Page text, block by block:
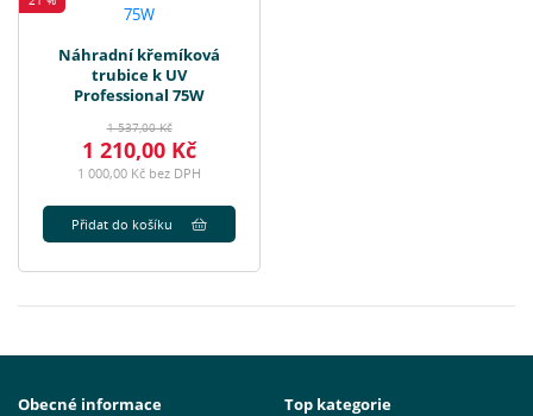
Náhradní křemíková
trubice k UV
Professional 75W
1 537,00 Kč
1 210,00 Kč
1 000,00 Kč bez DPH
Přidat do košíku
Obecné informace
Top kategorie